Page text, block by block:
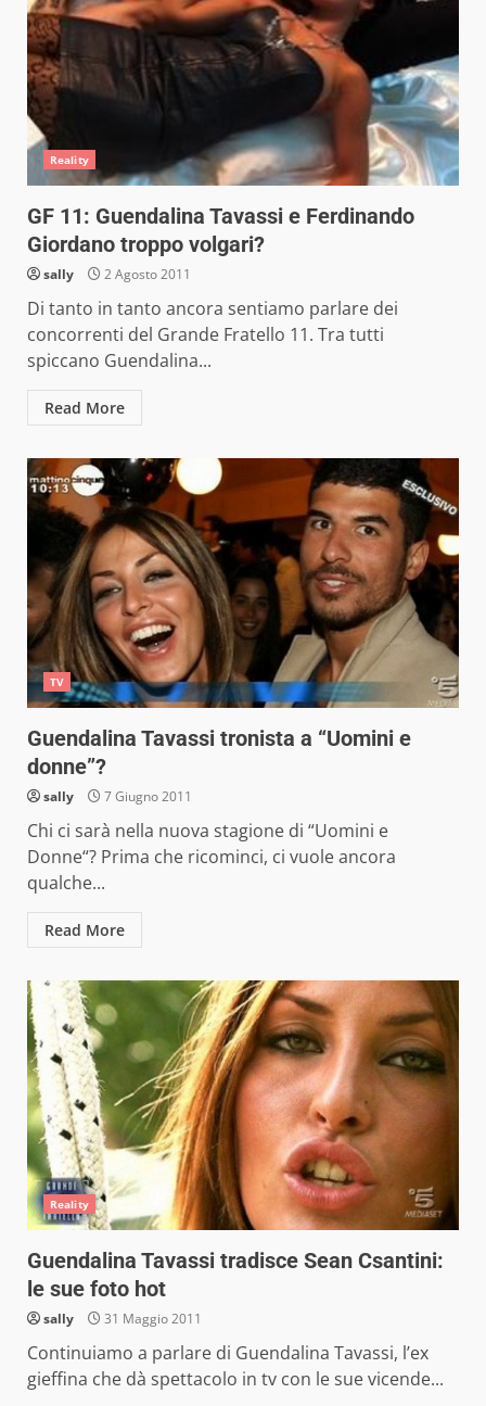
Reality
GF 11: Guendalina Tavassi e Ferdinando
Giordano troppo volgari?
sally 2 Agosto 2011
Di tanto in tanto ancora sentiamo parlare dei
concorrenti del Grande Fratello 11. Tra tutti
spiccano Guendalina...
Read More
TV
Guendalina Tavassi tronista a “Uomini e
donne”?
sally 7 Giugno 2011
Chi ci sarà nella nuova stagione di “Uomini e
Donne“? Prima che ricominci, ci vuole ancora
qualche...
Read More
Reality
Guendalina Tavassi tradisce Sean Csantini:
le sue foto hot
sally 31 Maggio 2011
Continuiamo a parlare di Guendalina Tavassi, l’ex
gieffina che dà spettacolo in tv con le sue vicende...